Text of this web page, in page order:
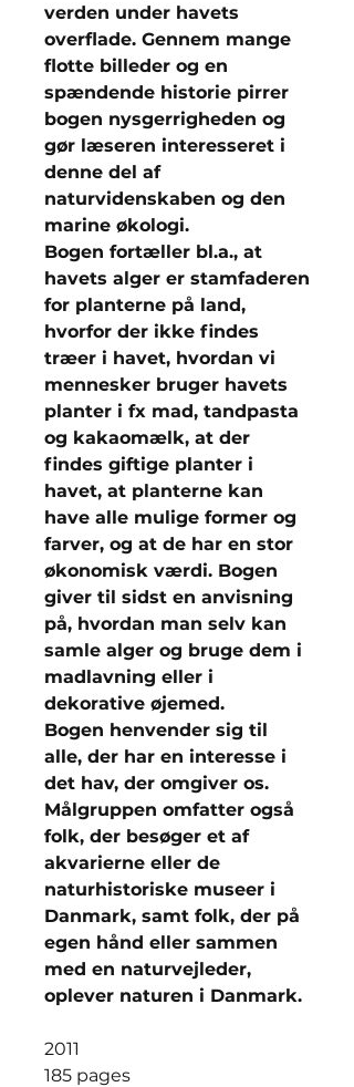
verden under havets
overflade. Gennem mange
flotte billeder og en
spændende historie pirrer
bogen nysgerrigheden og
gør læseren interesseret i
denne del af
naturvidenskaben og den
marine økologi.
Bogen fortæller bl.a., at
havets alger er stamfaderen
for planterne på land,
hvorfor der ikke findes
træer i havet, hvordan vi
mennesker bruger havets
planter i fx mad, tandpasta
og kakaomælk, at der
findes giftige planter i
havet, at planterne kan
have alle mulige former og
farver, og at de har en stor
økonomisk værdi. Bogen
giver til sidst en anvisning
på, hvordan man selv kan
samle alger og bruge dem i
madlavning eller i
dekorative øjemed.
Bogen henvender sig til
alle, der har en interesse i
det hav, der omgiver os.
Målgruppen omfatter også
folk, der besøger et af
akvarierne eller de
naturhistoriske museer i
Danmark, samt folk, der på
egen hånd eller sammen
med en naturvejleder,
oplever naturen i Danmark.
2011
185 pages